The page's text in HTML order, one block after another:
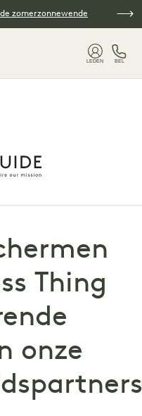
zomerzonnewende
LEDEN BEL
Thing
onze